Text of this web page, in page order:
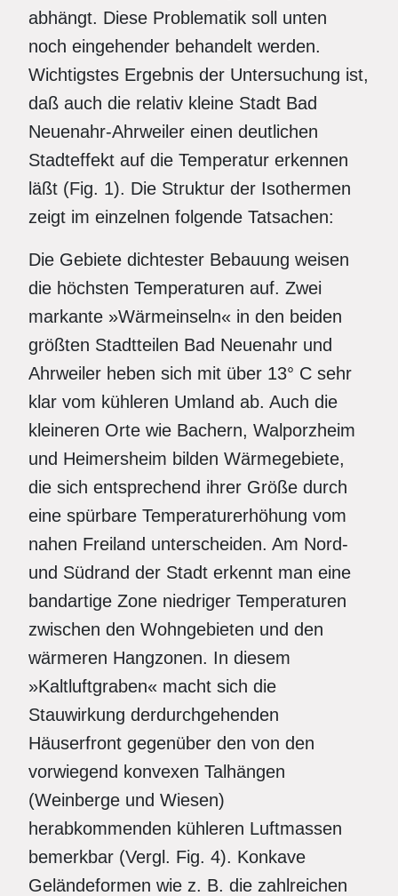
abhängt. Diese Problematik soll unten
noch eingehender behandelt werden.
Wichtigstes Ergebnis der Untersuchung ist,
daß auch die relativ kleine Stadt Bad
Neuenahr-Ahrweiler einen deutlichen
Stadteffekt auf die Temperatur erkennen
läßt (Fig. 1). Die Struktur der Isothermen
zeigt im einzelnen folgende Tatsachen:
Die Gebiete dichtester Bebauung weisen
die höchsten Temperaturen auf. Zwei
markante »Wärmeinseln« in den beiden
größten Stadtteilen Bad Neuenahr und
Ahrweiler heben sich mit über 13° C sehr
klar vom kühleren Umland ab. Auch die
kleineren Orte wie Bachern, Walporzheim
und Heimersheim bilden Wärmegebiete,
die sich entsprechend ihrer Größe durch
eine spürbare Temperaturerhöhung vom
nahen Freiland unterscheiden. Am Nord-
und Südrand der Stadt erkennt man eine
bandartige Zone niedriger Temperaturen
zwischen den Wohngebieten und den
wärmeren Hangzonen. In diesem
»Kaltluftgraben« macht sich die
Stauwirkung derdurchgehenden
Häuserfront gegenüber den von den
vorwiegend konvexen Talhängen
(Weinberge und Wiesen)
herabkommenden kühleren Luftmassen
bemerkbar (Vergl. Fig. 4). Konkave
Geländeformen wie z. B. die zahlreichen